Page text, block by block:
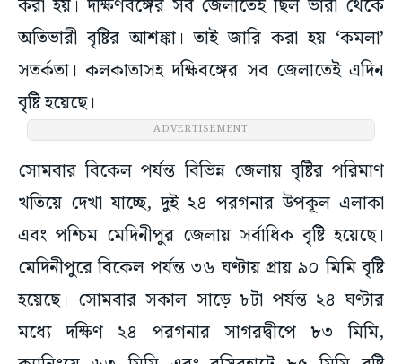
করা হয়। দক্ষিণবঙ্গের সব জেলাতেই ছিল ভারী থেকে
অতিভারী বৃষ্টির আশঙ্কা। তাই জারি করা হয় ‘কমলা’
সতর্কতা। কলকাতাসহ দক্ষিবঙ্গের সব জেলাতেই এদিন
বৃষ্টি হয়েছে।
ADVERTISEMENT
সোমবার বিকেল পর্যন্ত বিভিন্ন জেলায় বৃষ্টির পরিমাণ
খতিয়ে দেখা যাচ্ছে, দুই ২৪ পরগনার উপকূল এলাকা
এবং পশ্চিম মেদিনীপুর জেলায় সর্বাধিক বৃষ্টি হয়েছে।
মেদিনীপুরে বিকেল পর্যন্ত ৩৬ ঘণ্টায় প্রায় ৯০ মিমি বৃষ্টি
হয়েছে। সোমবার সকাল সাড়ে ৮টা পর্যন্ত ২৪ ঘণ্টার
মধ্যে দক্ষিণ ২৪ পরগনার সাগরদ্বীপে ৮৩ মিমি,